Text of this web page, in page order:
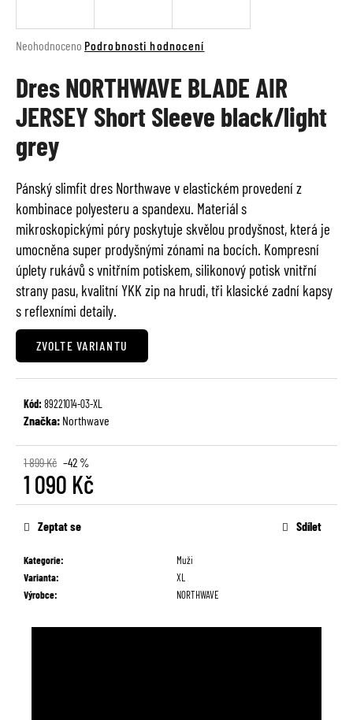
Průměrné
produktu
je
z
5
hvězdiček.
Neohodnoceno Podrobnosti hodnocení
Dres NORTHWAVE BLADE AIR
JERSEY Short Sleeve black/light
grey
Pánský slimfit dres Northwave v elastickém provedení z
kombinace polyesteru a spandexu. Materiál s
mikroskopickými póry poskytuje skvělou prodyšnost, která je
umocněna super prodyšnými zónami na bocích. Kompresní
úplety rukávů s vnitřním potiskem, silikonový potisk vnitřní
strany pasu, kvalitní YKK zip na hrudi, tři klasické zadní kapsy
s reflexními detaily.
ZVOLTE VARIANTU
Kód:89221014-03-XL
Značka: Northwave
1 899 Kč –42 %
1 090 Kč
Měrná
cena:
Kategorie:
Muži
Varianta:
XL
Výrobce: NORTHWAVE
Zeptat se Sdílet
j
t
?
HLEDAT
D
o
p
o
r
č
u
m
e